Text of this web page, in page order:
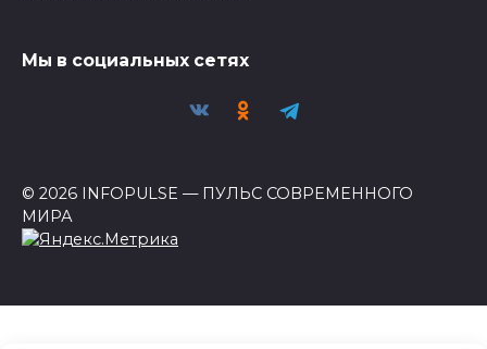
Мы в социальных сетях
© 2026 INFOPULSE — ПУЛЬС СОВРЕМЕННОГО
МИРА